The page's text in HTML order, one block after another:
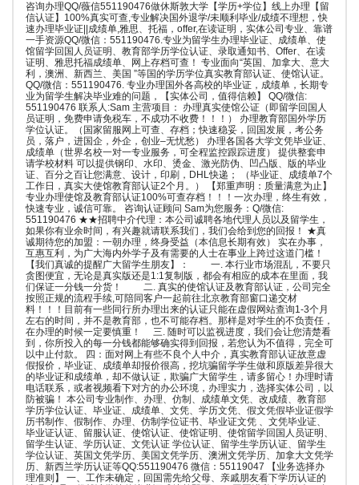
咨询办理QQ/薇信551190476做休斯敦大学【学历+学位】线上办理【留
信认证】100%真实可查,专业解决国外退学/未顺利毕业/成绩不理想，快
速办理毕业证||成绩单,雅思、托福，offer,在读证明，实体公司专业、靠谱
一手资源QQ/微信：551190476.专业为留学生办理毕业证、成绩单、使
馆留学回国人员证明、教育部学历学位认证、录取通知书、Offer、在读
证明、雅思托福成绩单、网上存档可查！ 专业面向“英国、加拿大、意大
利，澳洲、新西兰、美国 ”等国的学历学位真实教育部认证、使馆认证。
QQ/微信：551190476. 专业办理国外各高校的毕业证，成绩单，长期专
业为留学生解决毕业难的问题，【实体公司，值得信赖】 QQ/微信:
551190476 联系人:Sam 主营项目： 办理真实使馆公证（即留学回国人
员证明，免费申请免税车，不成功不收费！！！） 办理教育部国外学历
学位认证。（国家留服网上可查、存档；快速稳妥，回国发展，考公务
员，落户，进国企，外企，创业–无忧愁） 办理各国各大学文凭毕业证、
成绩单（世界名校一对一专业服务，可全程监控跟踪进度） 提供整套申
请学校材料 可以提供钢印、水印、烫金、激光防伪、凹凸版、版的毕业
证、百分之百让您满意、设计，印刷，DHL快递； （毕业证、成绩单7个
工作日，真实大使馆教育部认证2个月。） 【郑重声明：质量满意为止】
专业办理使馆及教育部认证100%可查存档！！！一次办理，终生有效，
快速专业，诚信可靠。 咨询认证顾问 Sam为您服务：Q/微信:
551190476 ★★招聘中介代理：本公司诚聘各地代理人员以及留学生，
如果你有业余时间，有兴趣就请联系我们，我们会给到您的回报！ ★真
诚期待您的加盟：一朝办理，终身受益（本信息长期有效） 实在办事，
互惠互利，为广大海内外学子及有需要的人士在事业上跨过这道门槛！
【我们真诚的提醒广大留学生朋友】： 一. 本行业市场混乱，不要只
贪图便宜，无论是真实版还是1:1复制版，都会有相应的成本在里面，我
们保证一分钱一分货！ 二. 真实的使馆认证及教育部认证，公司完全
按照正规的流程手续,可陪同客户一起前往北京教育部窗口递交材
料！！！目前有一些同行所办理出来的认证只能在虚假网站查询1-3个月
左右的时间，并不是教育部，也不可能存档。那样是对学生的不负责任，
在办理的时候一定要慎重！ 三. 随时可以监视进度，我们会让您清楚看
到，你所投入的每一分钱都能够确实得到回报，若您认为不值得，完全可
以中止付款。 四：面对网上有些不良个人中介，真实教育部认证故意虚
假报价，毕业证、成绩单却报价很高，挖坑骗留学学生做和原版差异很大
的毕业证和成绩单，却不做认证，欺骗广大留学生，请多留心！办理时请
电话联系，或者视频看下对方的办公环境，办理实力，选择实体公司，以
防被骗！ 本公司专业制作、办理、仿制、成绩单文凭、改成绩、教育部
学历学位认证、毕业证、成绩单、文凭、学历文凭、假文凭假毕业证假学
历书制作、假制作、办理、仿制学位证书、毕业证文凭 、文凭毕业证、
毕业证认证、留服认证、使馆认证、使馆证明、使馆留学回国人员证明、
留学生认证、学历认证、文凭认证 学位认证、留学生学历认证、留学生
学位认证、英国文凭学历、美国文凭学历、澳洲文凭学历、加拿大文凭学
历、新西兰学历认证等QQ:551190476 微信：55119047 【业务选择办
理准则】 一、工作未确定，回国需先给父母、亲戚朋友看下学历认证的